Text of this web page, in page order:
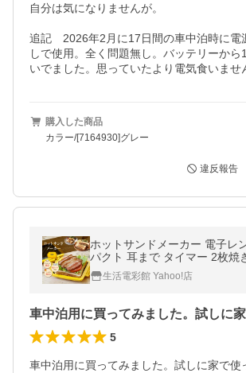
自分は気になりませんが。
追記　2026年2月に17日間の車中泊時に電
しで使用。全く問題無し。バッテリーから
いでました。思っていたより電気食いませ
購入した商品
カラー/[7164930]グレー
違反報告
ホットサンドメーカー 電子レ
パクト 耳まで タイマー 2枚焼
い 洗える レンジクッキング【1
【安心の国内メーカー】
生活電彩館 Yahoo!店
5
車中泊用に買ってみました。試しに家で使